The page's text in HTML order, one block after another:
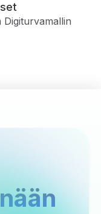
Digiturvamallin